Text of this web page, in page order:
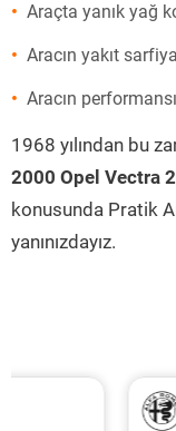
Araçta yanık yağ
Aracın yakıt
Aracın
1968 yılından bu
2000 Opel Vectra
konusunda Pratik
yanınızdayız.
Alfa
2018